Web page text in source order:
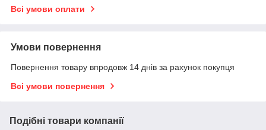
Всі умови оплати
Умови повернення
Повернення товару впродовж 14 днів за рахунок покупця
Всі умови повернення
Подібні товари компанії